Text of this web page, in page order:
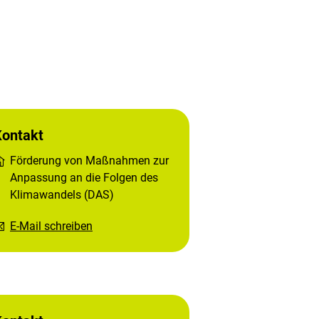
Förderung von Maßnahmen zur
Anpassung an die Folgen des
Klimawandels (DAS)
E-Mail schreiben